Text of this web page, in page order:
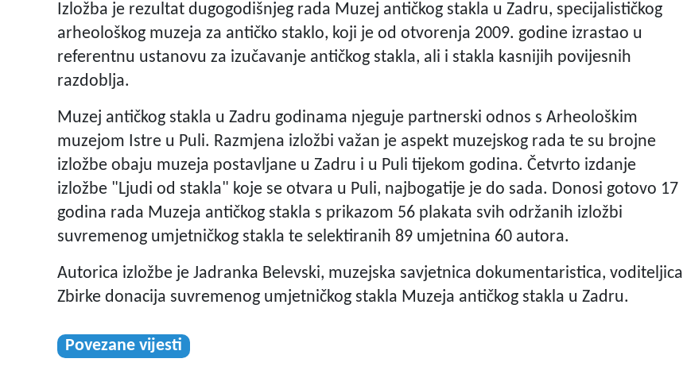
Izložba je rezultat dugogodišnjeg rada Muzej antičkog stakla u Zadru, specijalističkog
arheološkog muzeja za antičko staklo, koji je od otvorenja 2009. godine izrastao u
referentnu ustanovu za izučavanje antičkog stakla, ali i stakla kasnijih povijesnih
razdoblja.
Muzej antičkog stakla u Zadru godinama njeguje partnerski odnos s Arheološkim
muzejom Istre u Puli. Razmjena izložbi važan je aspekt muzejskog rada te su brojne
izložbe obaju muzeja postavljane u Zadru i u Puli tijekom godina. Četvrto izdanje
izložbe "Ljudi od stakla" koje se otvara u Puli, najbogatije je do sada. Donosi gotovo 17
godina rada Muzeja antičkog stakla s prikazom 56 plakata svih održanih izložbi
suvremenog umjetničkog stakla te selektiranih 89 umjetnina 60 autora.
Autorica izložbe je Jadranka Belevski, muzejska savjetnica dokumentaristica, voditeljica
Zbirke donacija suvremenog umjetničkog stakla Muzeja antičkog stakla u Zadru.
Povezane vijesti